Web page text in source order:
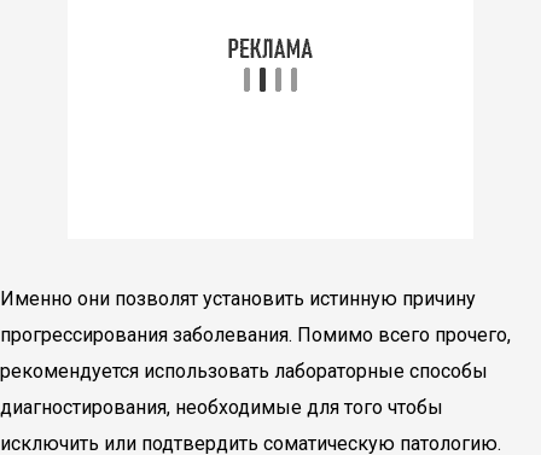
Именно они позволят установить истинную причину
прогрессирования заболевания. Помимо всего прочего,
рекомендуется использовать лабораторные способы
диагностирования, необходимые для того чтобы
исключить или подтвердить соматическую патологию.